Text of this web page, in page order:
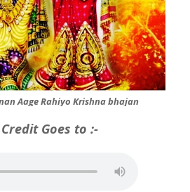
Aage Rahiyo Krishna bhajan
Goes to :-